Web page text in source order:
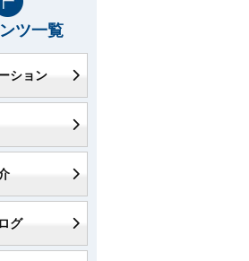
ツ一覧
ション
グ